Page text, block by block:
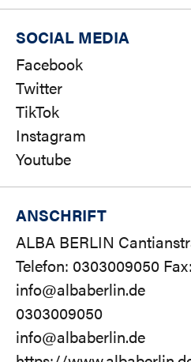
SOCIAL MEDIA
Facebook
Twitter
TikTok
Instagram
Youtube
ANSCHRIFT
ALBA BERLIN
Telefon: 0303009050
info@albaberlin.de
0303009050
info@albaberlin.de